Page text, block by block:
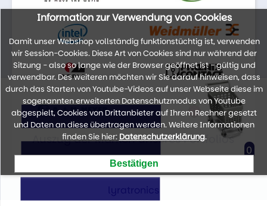
Auszug der Marken unseres Portfolios
Information zur Verwendung von Cookies
Damit unser Webshop vollständig funktionstüchtig ist, verwenden
wir Session-Cookies. Diese Art von Cookies sind nur während der
Sitzung - also so lange wie der Browser geöffnet ist - gültig und
verwendbar. Des weiteren möchten wir Sie darauf hinweisen, dass
durch das Starten von Youtube-Videos auf unser Webseite diese im
sogenannten erweiterten Datenschutzmodus von Youtube
abgespielt, Cookies von Drittanbieter auf Ihrem Rechner gesetzt
und Daten an diese übertragen werden. Weitere Informationen
finden Sie hier: Datenschutzerklärung.
0